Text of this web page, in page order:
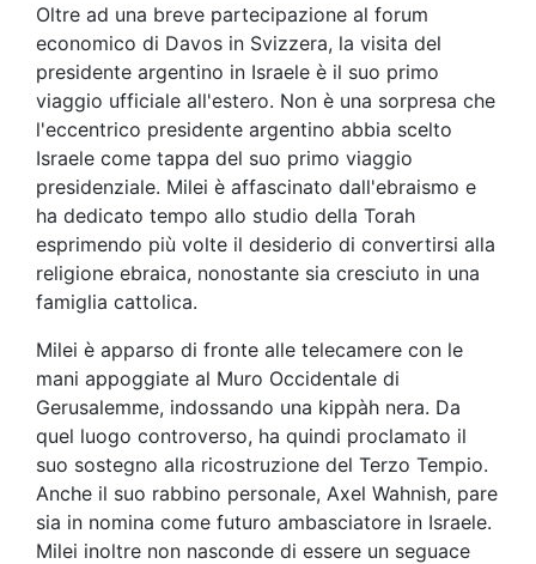
Oltre ad una breve partecipazione al forum
economico di Davos in Svizzera, la visita del
presidente argentino in Israele è il suo primo
viaggio ufficiale all'estero. Non è una sorpresa che
l'eccentrico presidente argentino abbia scelto
Israele come tappa del suo primo viaggio
presidenziale. Milei è affascinato dall'ebraismo e
ha dedicato tempo allo studio della Torah
esprimendo più volte il desiderio di convertirsi alla
religione ebraica, nonostante sia cresciuto in una
famiglia cattolica.
Milei è apparso di fronte alle telecamere con le
mani appoggiate al Muro Occidentale di
Gerusalemme, indossando una kippàh nera. Da
quel luogo controverso, ha quindi proclamato il
suo sostegno alla ricostruzione del Terzo Tempio.
Anche il suo rabbino personale, Axel Wahnish, pare
sia in nomina come futuro ambasciatore in Israele.
Milei inoltre non nasconde di essere un seguace